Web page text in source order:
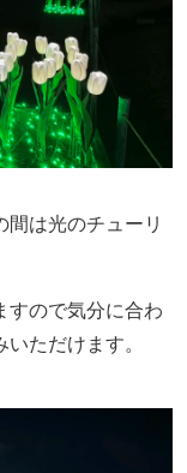
は光のチューリ
すので気分に合わ
ただけます。